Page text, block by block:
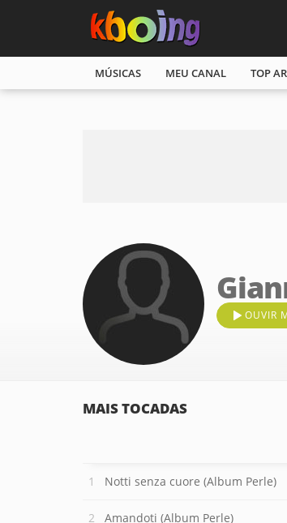
MÚSICAS MEU CANAL TOP
OUVIR
MAIS TOCADAS
Notti senza cuore (Album Perle)
Amandoti (Album Perle)